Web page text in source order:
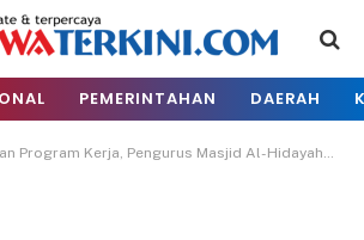
PEMERINTAHAN DAERAH
Kerja, Pengurus Masjid Al-Hidayah Bapas Makassar Gelar Rapat Perdana